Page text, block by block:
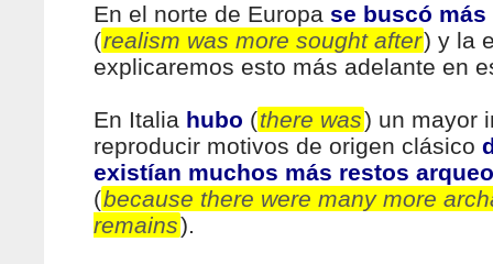
En el norte de Europa se buscó
(realism was more sought after) y la
explicaremos esto más adelante en
En Italia hubo (there was) un mayor
reproducir motivos de origen clásico
existían muchos más restos
(because there were many more
remains).